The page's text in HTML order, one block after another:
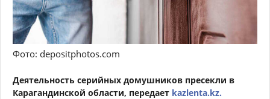
Фото: depositphotos.com
Деятельность серийных домушников пресекли в
Карагандинской области, передает kazlenta.kz.